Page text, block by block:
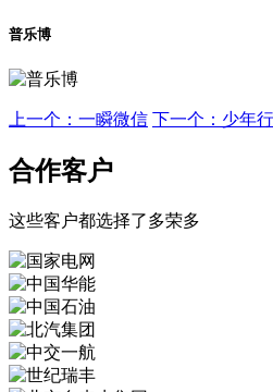
普乐博
上一个：一瞬微信 下一个：少年
合作客户
这些客户都选择了多荣多